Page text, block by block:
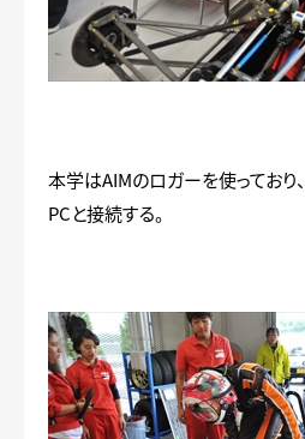
本学はAIMのロガーを使っており
PCと接続する。